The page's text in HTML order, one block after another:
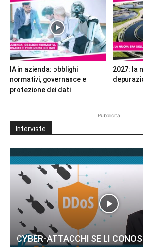
IA in azienda: obblighi
normativi, governance e
protezione dei dati
2027: la
Pubblicità
Interviste
CYBER-ATTACCHI SE LI